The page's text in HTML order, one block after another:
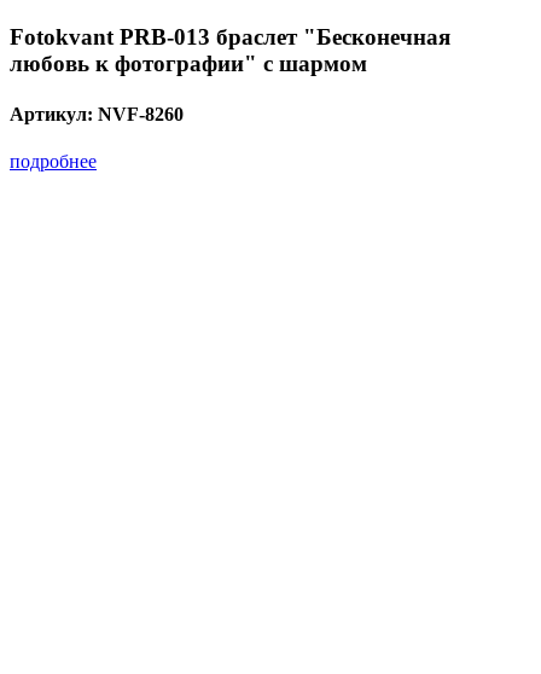
Fotokvant PRB-013 браслет "Бесконечная
любовь к фотографии" с шармом
Артикул: NVF-8260
подробнее